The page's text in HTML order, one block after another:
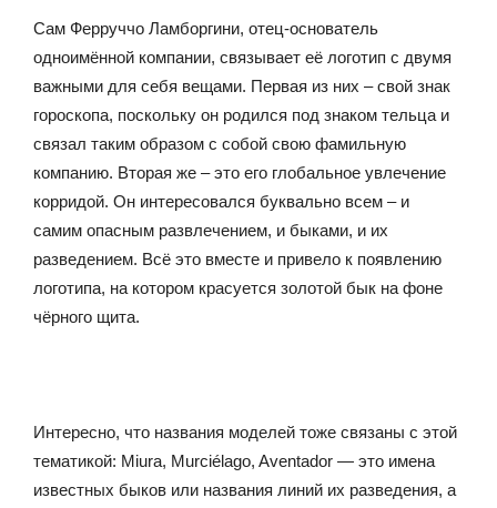
Сам Ферруччо Ламборгини, отец-основатель
одноимённой компании, связывает её логотип с двумя
важными для себя вещами. Первая из них – свой знак
гороскопа, поскольку он родился под знаком тельца и
связал таким образом с собой свою фамильную
компанию. Вторая же – это его глобальное увлечение
корридой. Он интересовался буквально всем – и
самим опасным развлечением, и быками, и их
разведением. Всё это вместе и привело к появлению
логотипа, на котором красуется золотой бык на фоне
чёрного щита.
Интересно, что названия моделей тоже связаны с этой
тематикой: Miura, Murciélago, Aventador — это имена
известных быков или названия линий их разведения, а